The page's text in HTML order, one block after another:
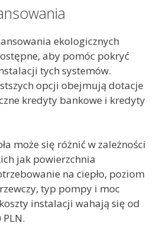
ekologicznych
aby pomóc pokryć
tych systemów.
opcji obejmują dotacje
kredyty bankowe i kredyty
może się różnić w zależności
jak powierzchnia
na ciepło, poziom
typ pompy i moc
instalacji wahają się od